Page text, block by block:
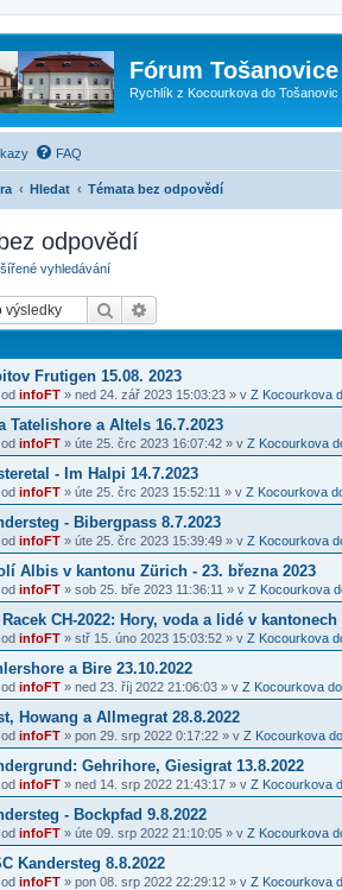
Fórum Tošanovice
Rychlík z Kocourkova do Tošanovic
FAQ
Hledat Témata bez odpovědí
odpovědí
vyhledávání
Hledat
Frutigen 15.08. 2023
od infoFT » ned 24. zář 2023 15:03:23 » v Z Kocourkova
Tatelishore a Altels 16.7.2023
od infoFT » úte 25. črc 2023 16:07:42 » v Z Kocourkova
- Im Halpi 14.7.2023
od infoFT » úte 25. črc 2023 15:52:11 » v Z Kocourkova
- Bibergpass 8.7.2023
od infoFT » úte 25. črc 2023 15:39:49 » v Z Kocourkova
Albis v kantonu Zürich - 23. března 2023
od infoFT » sob 25. bře 2023 11:36:11 » v Z Kocourkova
Racek CH-2022: Hory, voda a lidé v
od infoFT » stř 15. úno 2023 15:03:52 » v Z Kocourkova
a Bire 23.10.2022
od infoFT » ned 23. říj 2022 21:06:03 » v Z Kocourkova
Howang a Allmegrat 28.8.2022
od infoFT » pon 29. srp 2022 0:17:22 » v Z Kocourkova
Gehrihore, Giesigrat 13.8.2022
od infoFT » ned 14. srp 2022 21:43:17 » v Z Kocourkova
- Bockpfad 9.8.2022
od infoFT » úte 09. srp 2022 21:10:05 » v Z Kocourkova
Kandersteg 8.8.2022
od infoFT » pon 08. srp 2022 22:29:12 » v Z Kocourkova